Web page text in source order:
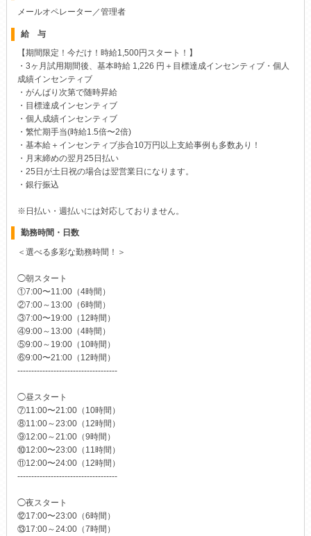
メールオペレーター／管理者
給 与
【期間限定！今だけ！時給1,500円スタート！】
・3ヶ月試用期間後、基本時給 1,226 円＋目標達成インセンティブ・個人
成績インセンティブ
・がんばり次第で随時昇給
・目標達成インセンティブ
・個人成績インセンティブ
・繁忙期手当(時給1.5倍〜2倍)
・基本給＋インセンティブ歩合10万円以上支給事例も多数あり！
・月末締めの翌月25日払い
・25日が土日祝の場合は翌営業日になります。
・銀行振込
※日払い・週払いには対応しておりません。
勤務時間・日数
＜選べる多彩な勤務時間！＞
◯朝スタート
①7:00〜11:00（4時間）
②7:00～13:00（6時間）
③7:00〜19:00（12時間）
④9:00～13:00（4時間）
⑤9:00～19:00（10時間）
⑥9:00〜21:00（12時間）
------------------------------------
◯昼スタート
⑦11:00〜21:00（10時間）
⑧11:00～23:00（12時間）
⑨12:00～21:00（9時間）
⑩12:00〜23:00（11時間）
⑪12:00〜24:00（12時間）
------------------------------------
◯夜スタート
⑫17:00〜23:00（6時間）
⑬17:00～24:00（7時間）